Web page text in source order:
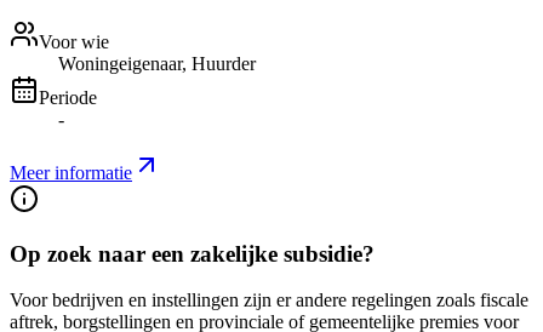
Voor wie
Woningeigenaar, Huurder
Periode
-
Meer informatie
Op zoek naar een zakelijke subsidie?
Voor bedrijven en instellingen zijn er andere regelingen zoals fiscale
aftrek, borgstellingen en provinciale of gemeentelijke premies voor